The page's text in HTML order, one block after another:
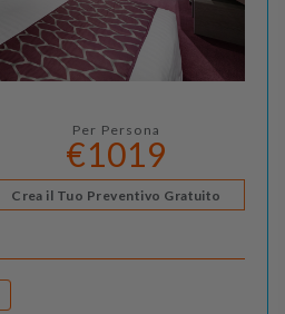
Per Persona
€1019
Crea il Tuo Preventivo Gratuito